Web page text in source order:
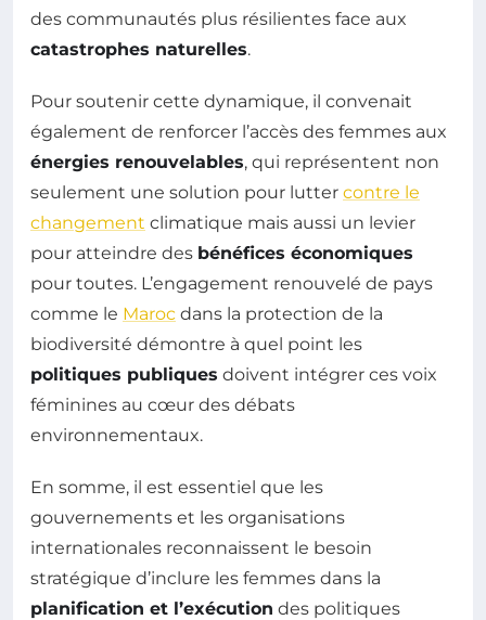
des communautés plus résilientes face aux
catastrophes naturelles.
Pour soutenir cette dynamique, il convenait
également de renforcer l’accès des femmes aux
énergies renouvelables, qui représentent non
seulement une solution pour lutter contre le
changement climatique mais aussi un levier
pour atteindre des bénéfices économiques
pour toutes. L’engagement renouvelé de pays
comme le Maroc dans la protection de la
biodiversité démontre à quel point les
politiques publiques doivent intégrer ces voix
féminines au cœur des débats
environnementaux.
En somme, il est essentiel que les
gouvernements et les organisations
internationales reconnaissent le besoin
stratégique d’inclure les femmes dans la
planification et l’exécution des politiques